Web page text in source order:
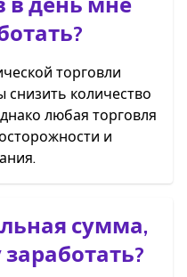
торговли
снизить количество
любая торговля
и
сумма,